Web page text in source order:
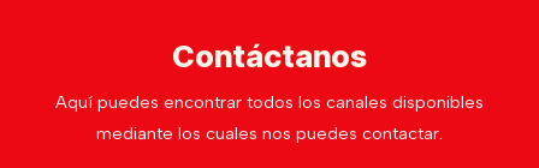
Contáctanos
Aquí puedes encontrar todos los canales disponibles
mediante los cuales nos puedes contactar.